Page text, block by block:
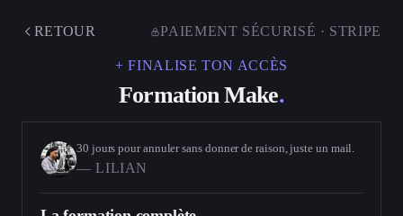
RETOUR PAIEMENT SÉCURISÉ · STRIPE
+ FINALISE TON ACCÈS
Formation Make.
30 jours pour annuler sans donner de raison, juste un mail.
— LILIAN